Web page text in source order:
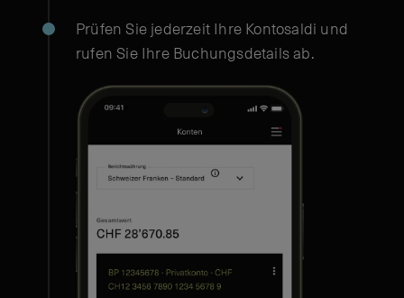
Prüfen Sie jederzeit Ihre Kontosaldi und
rufen Sie Ihre Buchungsdetails ab.